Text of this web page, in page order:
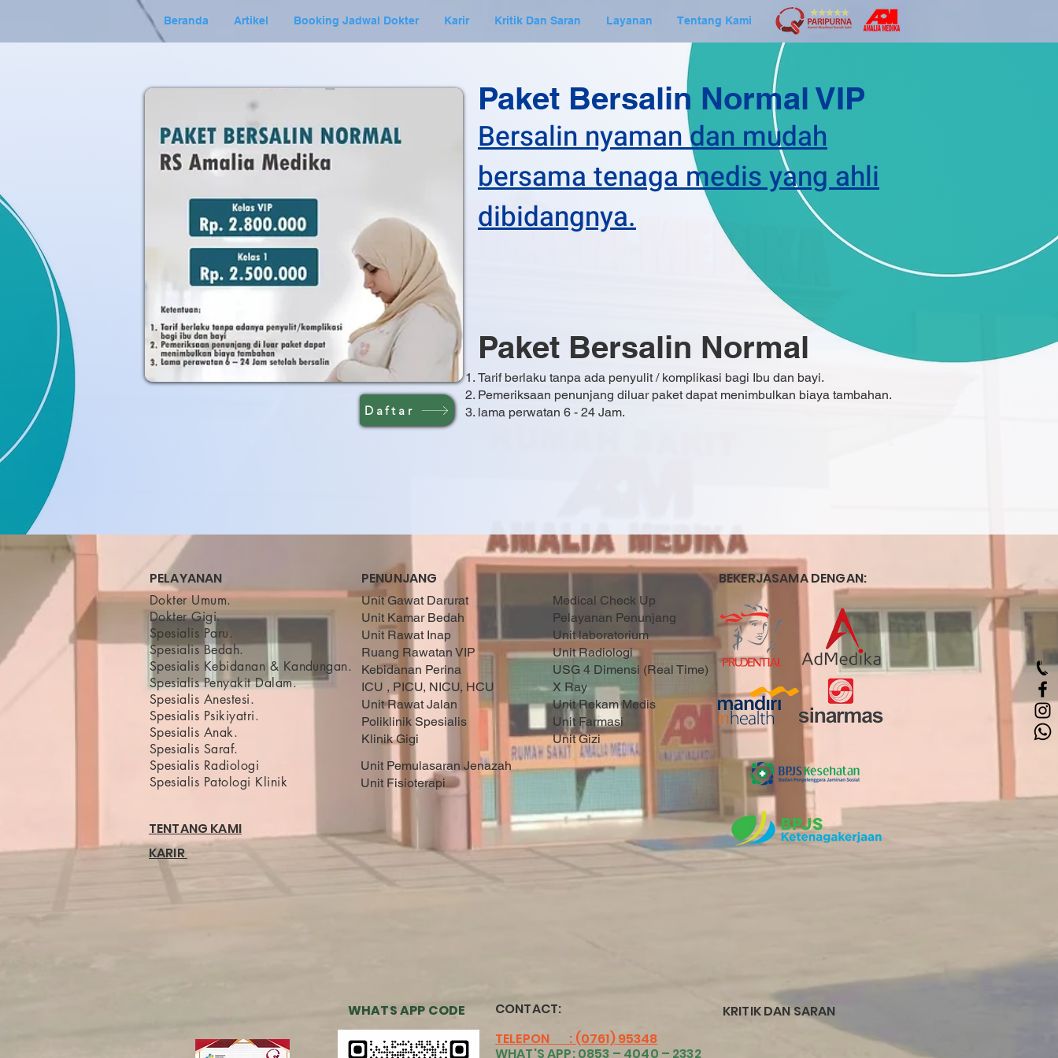
Beranda Artikel Booking Jadwal Dokter Karir Kritik Dan Saran Layanan Tentang Kami
Daftar
Paket Bersalin Normal VIP
Bersalin nyaman dan mudah
bersama tenaga medis yang ahli
dibidangnya.
Paket Bersalin Normal
Tarif berlaku tanpa ada penyulit / komplikasi bagi Ibu dan bayi.
Pemeriksaan penunjang diluar paket dapat menimbulkan biaya tambahan.
lama perwatan 6 - 24 Jam.
PELAYANAN PENUNJANG BEKERJASAMA DENGAN:
Dokter Umum.
Dokter Gigi.
Spesialis Paru.
Spesialis Bedah.
Spesialis Kebidanan & Kandungan.
Spesialis Penyakit Dalam.
Spesialis Anestesi.
Spesialis Psikiyatri.
Spesialis Anak.
Spesialis Saraf.
Spesialis Radiologi
Spesialis Patologi Klinik
Unit Gawat Darurat
Unit Kamar Bedah
Unit Rawat Inap
Ruang Rawatan VIP
Kebidanan Perina
ICU , PICU, NICU, HCU
Unit Rawat Jalan
Poliklinik Spesialis
Klinik Gigi
Medical Check Up
Pelayanan Penunjang
Unit laboratorium
Unit Radiologi
USG 4 Dimensi (Real Time)
X Ray
Unit Rekam Medis
Unit Farmasi
Unit Gizi
Unit Pemulasaran Jenazah
Unit Fisioterapi
TENTANG KAMI
KARIR
WHATS APP CODE CONTACT:
TELEPON : (0761) 95348
WHAT'S APP: 0853 – 4040 – 2332
KRITIK DAN SARAN